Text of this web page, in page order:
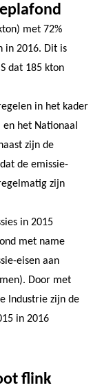
met 72%
in 2016. Dit is
dat 185 kton
in het kader
het Nationaal
zijn de
de emissie-
zijn
in 2015
met name
eisen aan
Door met
Industrie zijn de
in 2016
flink